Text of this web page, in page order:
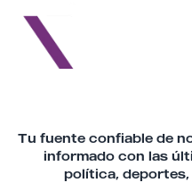
Tu fuente confiable de
informado con las
política,